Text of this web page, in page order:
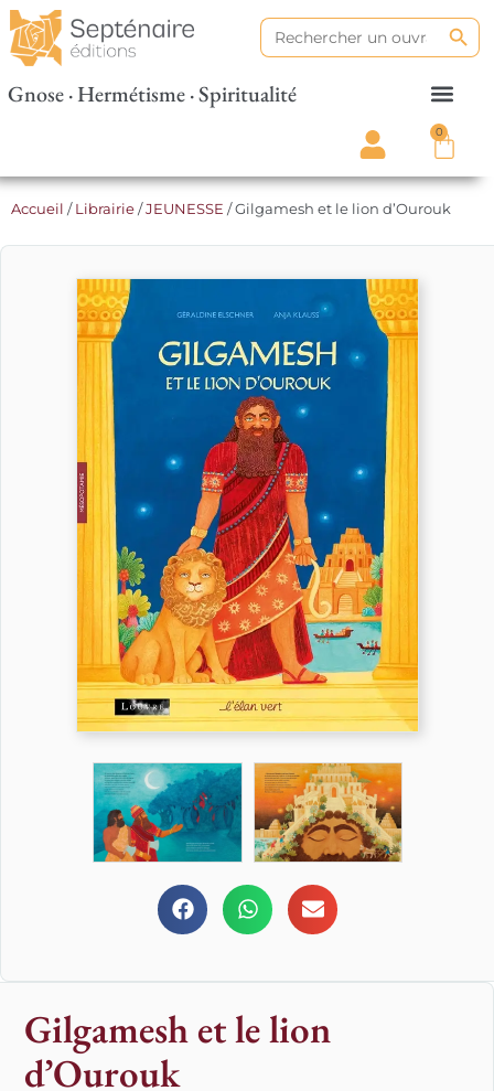
Search
for:
Gnose · Hermétisme · Spiritualité
0
Accueil /Librairie/JEUNESSE / Gilgamesh et le lion d’Ourouk
Gilgamesh et le lion
d’Ourouk